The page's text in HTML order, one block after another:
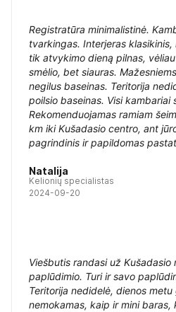
Registratūra minimalistinė.
tvarkingas. Interjeras
tik atvykimo dieną pilnas,
smėlio, bet siauras.
negilus baseinas. Teritorija
poilsio baseinas. Visi kambariai
Rekomenduojamas ramiam
km iki Kušadasio centro, ant
pagrindinis ir papildomas
Natalija
Kelionių specialistas
2024-09-20
Viešbutis randasi už Kušadasio
paplūdimio. Turi ir savo
Teritorija nedidelė, dienos
nemokamas, kaip ir mini baras,